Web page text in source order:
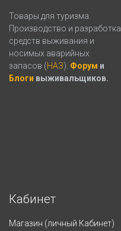
Товары для туризма.
Производство и разработка
средств выживания и
носимых аварийных
запасов (НАЗ). Форум и
Блоги выживальщиков.
Кабинет
Магазин (личный Кабинет)